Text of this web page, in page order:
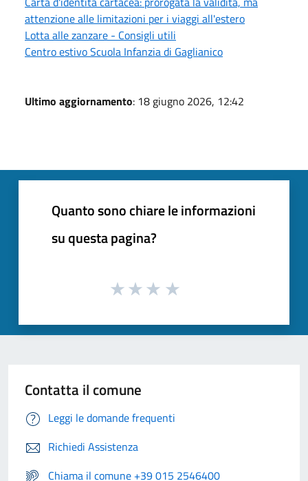
attenzione alle limitazioni per i viaggi all'estero
Lotta alle zanzare - Consigli utili
Centro estivo Scuola Infanzia di Gaglianico
Ultimo aggiornamento: 18 giugno 2026, 12:42
Quanto sono chiare le informazioni
su questa pagina?
Contatta il comune
Leggi le domande frequenti
Richiedi Assistenza
Chiama il comune +39 015 2546400